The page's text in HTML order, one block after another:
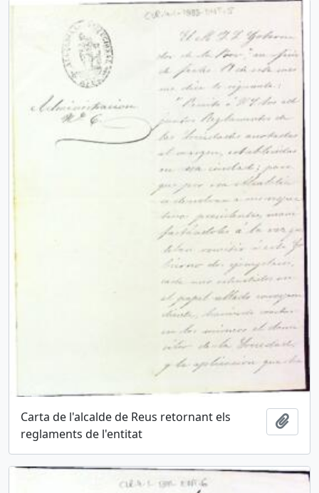
Carta de l'alcalde de Reus retornant els
reglaments de l'entitat